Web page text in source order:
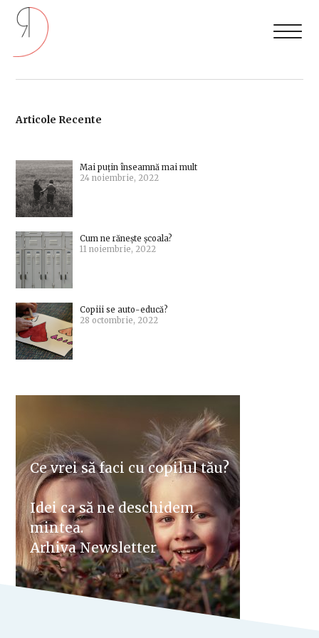
Articole Recente
Mai puțin înseamnă mai mult
24 noiembrie, 2022
Cum ne rănește școala?
11 noiembrie, 2022
Copiii se auto-educă?
28 octombrie, 2022
Ce vrei să faci cu copilul tău?
Idei ca să ne deschidem
mintea.
Arhiva Newsletter